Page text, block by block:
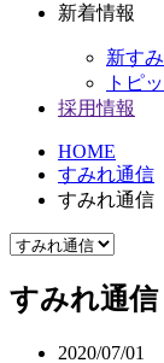
新着情報
新す
トピ
採用情報
HOME
すみれ通信
すみれ通信
すみれ通信
2020/07/01